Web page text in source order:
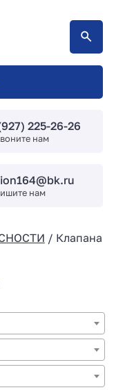
225-26-26
нам
нам
/ Клапана